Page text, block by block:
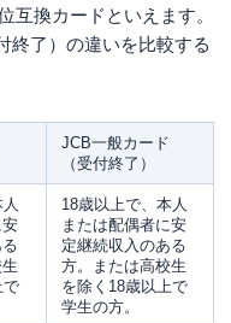
互換カードといえます。
終了）の違いを比較する
JCB一般カード
（受付終了）
安
で
18歳以上で、本人
または配偶者に安
定継続収入のある
方。または高校生
を除く18歳以上で
学生の方。